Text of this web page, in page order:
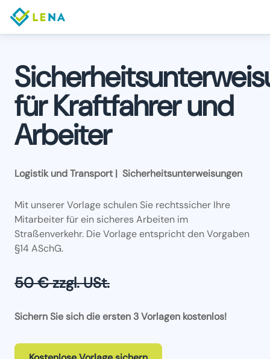
für Kraftfahrer und
Arbeiter
Logistik und Transport | Sicherheitsunterweisungen
Mit unserer Vorlage schulen Sie rechtssicher Ihre
Mitarbeiter für ein sicheres Arbeiten im
Straßenverkehr. Die Vorlage entspricht den Vorgaben
§14 ASchG.
50 € zzgl. USt.
Sichern Sie sich die ersten 3 Vorlagen kostenlos!